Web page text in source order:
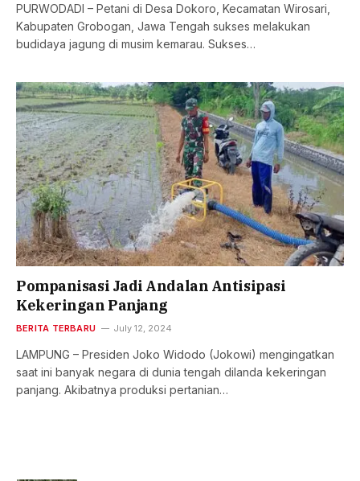
PURWODADI – Petani di Desa Dokoro, Kecamatan Wirosari,
Kabupaten Grobogan, Jawa Tengah sukses melakukan
budidaya jagung di musim kemarau. Sukses…
Pompanisasi Jadi Andalan Antisipasi
Kekeringan Panjang
BERITA TERBARU July 12, 2024
LAMPUNG – Presiden Joko Widodo (Jokowi) mengingatkan
saat ini banyak negara di dunia tengah dilanda kekeringan
panjang. Akibatnya produksi pertanian…